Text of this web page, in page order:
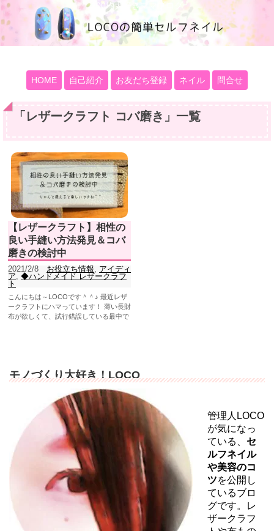
100均大好きママブログ
HOME 自己紹介 お友だち登録 ネイル 問合せ
「 レザークラフト コバ磨き 」 一覧
【レザークラフト】相性の
良い手縫い方法発見＆コバ
磨きの検討中
2021/2/8 お役立ち情報, アイディ
ア, ◆ハンドメイド レザークラフ
ト
こんにちは～LOCOです＾＾♪ 最近レザ
ークラフトにハマっています！ 薄い長財
布が欲しくて、試行錯誤している最中で
モノづくり大好き！LOCO
管理人LOCO
が気になっ
ている、 セ
ルフネイル
や美容のコ
ツを公開し
ているブロ
グです。レ
ザークラフ